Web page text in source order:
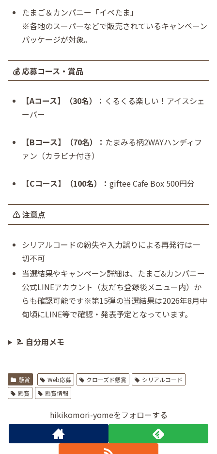
たまご＆カンパニー「イベたま」
※各地のスーパーなどで販売されているキャンペーン
パッケージが対象。
💰 応募コース・賞品
【Aコース】（30名）： くるくる楽しい！アイスシェ
ーバー
【Bコース】（70名）： たまみる柄2WAYハンディフ
ァン（カラビナ付き）
【Cコース】（100名）：giftee Cafe Box 500円分
⚠️ 注意点
シリアルコードの紛失や入力誤りによる再発行は一
切不可
当選結果やキャンペーン詳細は、たまご&カンパニー
公式LINEアカウント（友だち登録後メニュー内）か
らも確認可能です※第15弾の当選結果は2026年8月中
旬頃にLINE等で確認・発表予定となっています。
📝 自分用メモ
懸賞 Web応募 クローズド懸賞
シリアルコード
懸賞
懸賞情報
hikikomori-yomeをフォローする